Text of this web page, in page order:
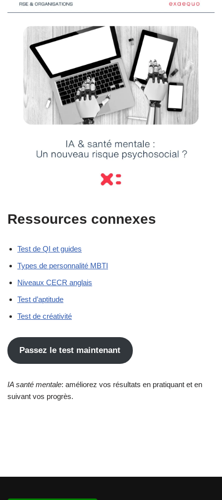
Ressources connexes
Test de QI et guides
Types de personnalité MBTI
Niveaux CECR anglais
Test d’aptitude
Test de créativité
Passez le test maintenant
IA santé mentale: améliorez vos résultats en pratiquant et en
suivant vos progrès.